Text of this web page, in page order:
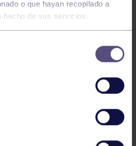
o que hayan recopilado a
hecho de sus servicios.
MENENDEZ